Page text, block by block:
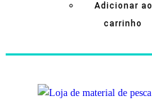
Adicionar ao
carrinho